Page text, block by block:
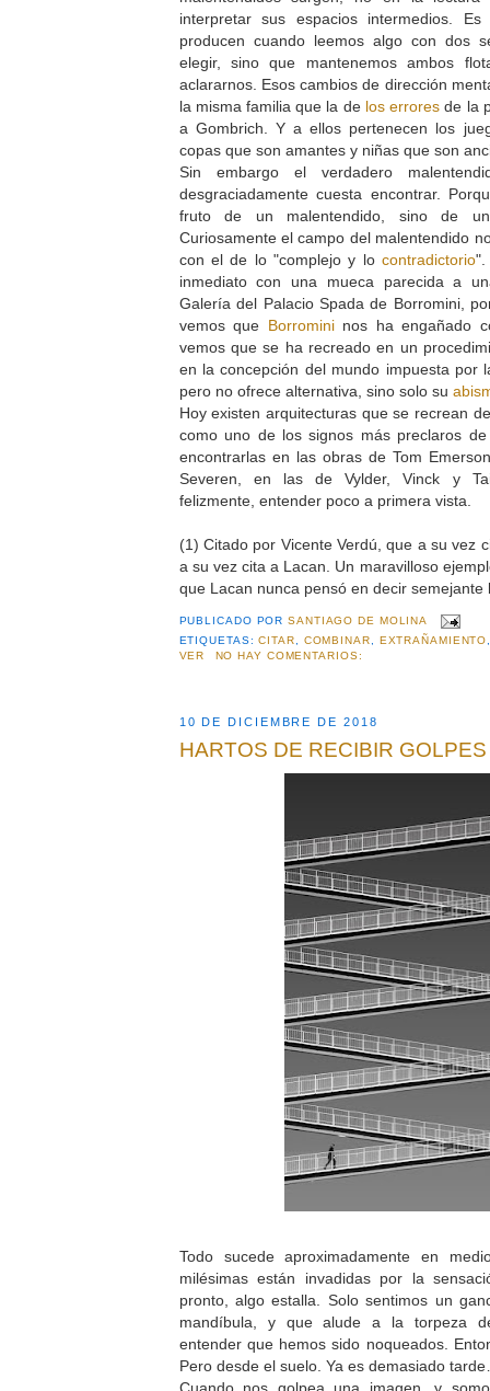
interpretar sus espacios intermedios.
producen cuando leemos algo con dos
elegir, sino que mantenemos ambos
aclararnos. Esos cambios de dirección
la misma familia que la de los errores de la
a Gombrich. Y a ellos pertenecen los
copas que son amantes y niñas que son
Sin embargo el verdadero
desgraciadamente cuesta encontrar.
fruto de un malentendido, sino de un
Curiosamente el campo del malentendido
con el de lo "complejo y lo contradictorio".
inmediato con una mueca parecida a
Galería del Palacio Spada de Borromini,
vemos que Borromininos ha engañado
vemos que se ha recreado en un
en la concepción del mundo impuesta por
pero no ofrece alternativa, sino solo su
Hoy existen arquitecturas que se recrean
como uno de los signos más preclaros
encontrarlas en las obras de Tom
Severen, en las de Vylder, Vinck y
felizmente, entender poco a primera vista.
(1) Citado por Vicente Verdú, que a su vez
a su vez cita a Lacan. Un maravilloso
que Lacan nunca pensó en decir semejante
PUBLICADO PORSANTIAGO DE MOLINA
ETIQUETAS:CITAR COMBINAR EXTRAÑAMIENTO
VER
NO HAY COMENTARIOS:
10 DE DICIEMBRE DE 2018
HARTOS DE RECIBIR GOLPES
Todo sucede aproximadamente en
milésimas están invadidas por la
pronto, algo estalla. Solo sentimos un
mandíbula, y que alude a la torpeza
entender que hemos sido noqueados.
Pero desde el suelo. Ya es demasiado